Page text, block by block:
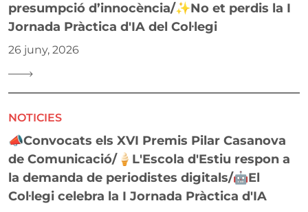
presumpció d’innocència/✨No et perdis la I
Jornada Pràctica d'IA del Col·legi
26 juny, 2026
NOTICIES
📣Convocats els XVI Premis Pilar Casanova
de Comunicació/🍦L'Escola d'Estiu respon a
la demanda de periodistes digitals/🤖El
Col·legi celebra la I Jornada Pràctica d'IA